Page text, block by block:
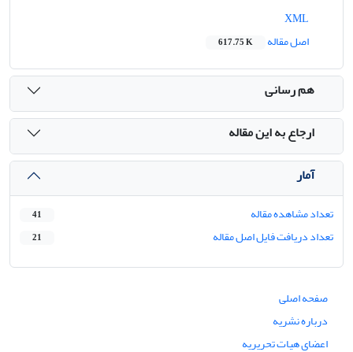
اصل مقاله
617.75 K
هم رسانی
ارجاع به این مقاله
آمار
تعداد مشاهده مقاله 41
تعداد دریافت فایل اصل مقاله 21
صفحه اصلی
درباره نشریه
اعضای هیات تحریریه